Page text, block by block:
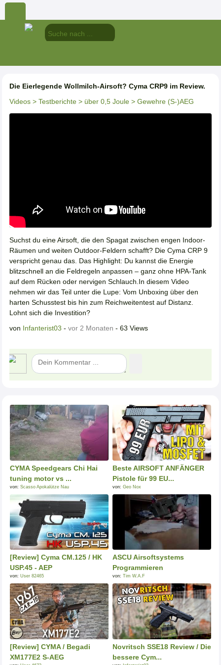
Die Eierlegende Wollmilch-Airsoft? Cyma CRP9 im Review.
Videos > Testberichte > über 0,5 Joule > Gewehre (S-)AEG
Suchst du eine Airsoft, die den Spagat zwischen engen Indoor-
Räumen und weiten Outdoor-Feldern schafft? Die Cyma CRP 9
verspricht genau das. Das Highlight: Du kannst die Energie
blitzschnell an die Feldregeln anpassen – ganz ohne HPA-Tank
auf dem Rücken oder nervigen Schlauch.In diesem Video
nehmen wir das Teil unter die Lupe: Vom Unboxing über den
harten Schusstest bis hin zum Reichweitentest auf Distanz.
Lohnt sich die Investition?
von Infanterist03 - vor 2 Monaten - 63 Views
CYMA Speedgears Chi Hai
tuning motor vs ...
von: Scasso Apokalütze Nau
Beste AIRSOFT ANFÄNGER
Pistole für 99 EU...
von: Geo Nox
[Review] Cyma CM.125 / HK
USP.45 - AEP
von: User 82465
ASCU Airsoftsystems
Programmieren
von: Tim W.A.F
[Review] CYMA / Begadi
XM177E2 S-AEG
Novritsch SSE18 Review / Die
bessere Cym...